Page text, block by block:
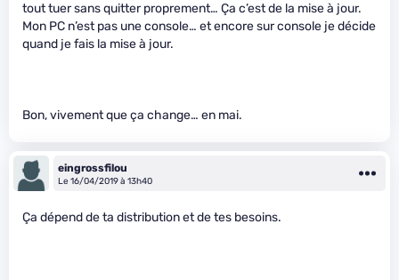
tout tuer sans quitter proprement… Ça c’est de la mise à jour.
Mon PC n’est pas une console… et encore sur console je décide
quand je fais la mise à jour.
Bon, vivement que ça change… en mai.
eingrossfilou
Le 16/04/2019 à 13h40
Ça dépend de ta distribution et de tes besoins.